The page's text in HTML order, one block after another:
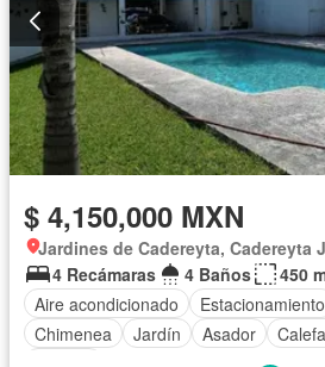
$ 4,150,000 MXN
Jardines de Cadereyta, Cadereyta
4 Recámaras
4 Baños
450
Aire acondicionado
Estacionamiento
Chimenea
Jardín Asador